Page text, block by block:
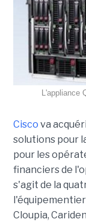
L'appliance
Cisco va
solutions pour
pour les
financiers de
s'agit de la
Cloupia,